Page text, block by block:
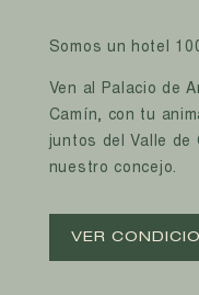
Somos un hotel
Ven al Palacio de
Camín, con tu
juntos del Valle de
nuestro concejo.
VER